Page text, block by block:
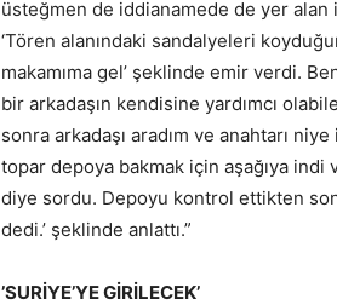
üsteğmen de iddianamede de yer alan
‘Tören alanındaki sandalyeleri
makamıma gel’ şeklinde emir verdi.
bir arkadaşın kendisine yardımcı
sonra arkadaşı aradım ve anahtarı
topar depoya bakmak için aşağıya indi
diye sordu. Depoyu kontrol ettikten
dedi.’ şeklinde anlattı.”
’SURİYE’YE GİRİLECEK’